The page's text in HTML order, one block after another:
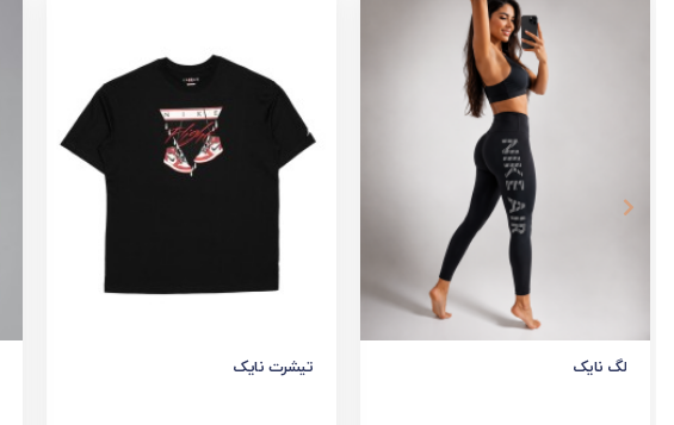
لگ نایک تیشرت نایک